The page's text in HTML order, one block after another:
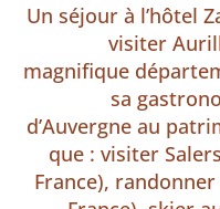
Un séjour à l’hôtel
visiter
magnifique
sa
d’Auvergne au
que : visiter
France),